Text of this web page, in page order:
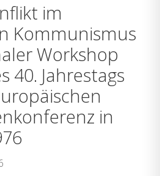
im
Kommunismus
Workshop
40. Jahrestags
in